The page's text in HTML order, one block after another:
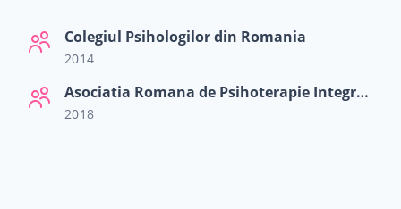
Colegiul Psihologilor din Romania
2014
Asociatia Romana de Psihoterapie Integrativa
2018